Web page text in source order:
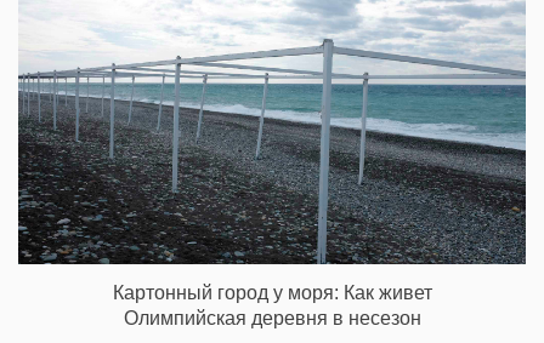
Картонный город у моря: Как живет
Олимпийская деревня в несезон